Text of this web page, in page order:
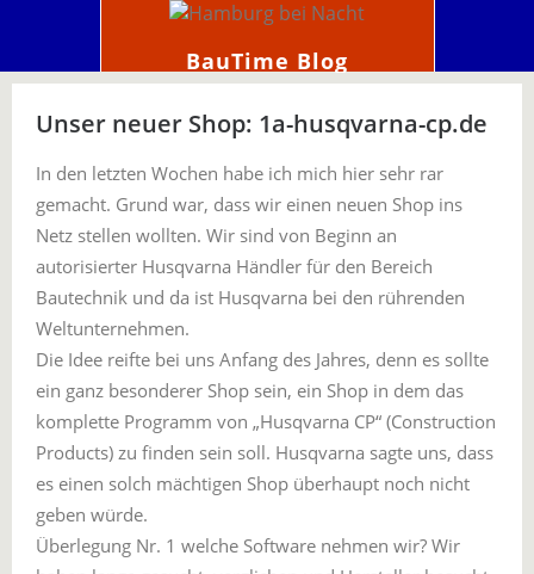
BauTime Blog
Unser neuer Shop: 1a-husqvarna-cp.de
In den letzten Wochen habe ich mich hier sehr rar
gemacht. Grund war, dass wir einen neuen Shop ins
Netz stellen wollten. Wir sind von Beginn an
autorisierter Husqvarna Händler für den Bereich
Bautechnik und da ist Husqvarna bei den rührenden
Weltunternehmen.
Die Idee reifte bei uns Anfang des Jahres, denn es sollte
ein ganz besonderer Shop sein, ein Shop in dem das
komplette Programm von „Husqvarna CP“ (Construction
Products) zu finden sein soll. Husqvarna sagte uns, dass
es einen solch mächtigen Shop überhaupt noch nicht
geben würde.
Überlegung Nr. 1 welche Software nehmen wir? Wir